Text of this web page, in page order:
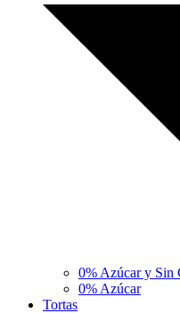
0% Azúcar y Sin
0% Azúcar
Tortas